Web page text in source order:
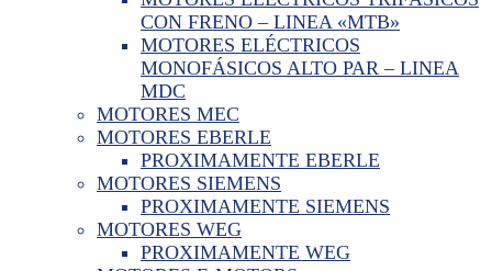
CON FRENO – LINEA «MTB»
MOTORES ELÉCTRICOS
MONOFÁSICOS ALTO PAR – LINEA
MDC
MOTORES MEC
MOTORES EBERLE
PROXIMAMENTE EBERLE
MOTORES SIEMENS
PROXIMAMENTE SIEMENS
MOTORES WEG
PROXIMAMENTE WEG